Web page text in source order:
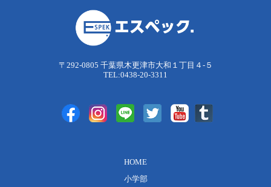
〒292-0805 千葉県木更津市大和１丁目４-５
TEL:0438-20-3311
HOME
小学部